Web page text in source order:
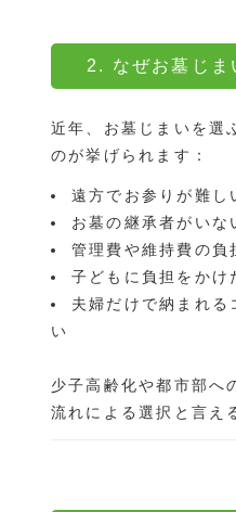
2. なぜお墓じま
近年、お墓じまいを選
のが挙げられます：
遠方でお参りが難し
お墓の継承者がいな
管理費や維持費の負
子どもに負担をかけ
夫婦だけで納まれる
い
少子高齢化や都市部へ
流れによる選択と言え